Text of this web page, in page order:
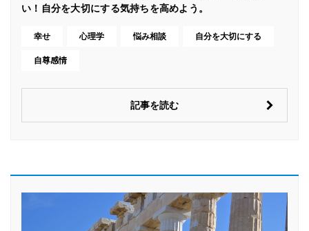
い！自分を大切にする気持ちを高めよう。
幸せ 心理学 悩み相談 自分を大切にする
自尊感情
記事を読む